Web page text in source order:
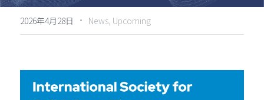
Allegrow 故事
投资者资料
简体中文
立即订购
2026年4月28日 · News, Upcoming